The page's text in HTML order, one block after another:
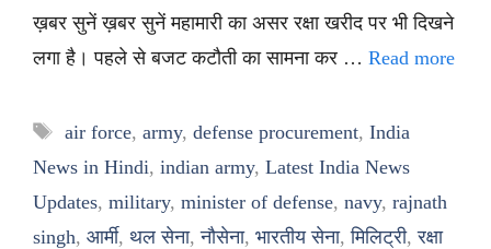
ख़बर सुनें ख़बर सुनें महामारी का असर रक्षा खरीद पर भी दिखने
लगा है। पहले से बजट कटौती का सामना कर … Read more
Tags
air force, army, defense procurement, India
News in Hindi, indian army, Latest India News
Updates, military, minister of defense, navy, rajnath
singh, आर्मी, थल सेना,नौसेना, भारतीय सेना,मिलिट्री,रक्षा